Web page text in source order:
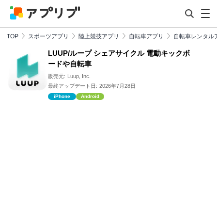
TOP スポーツアプリ 陸上競技アプリ 自転車アプリ 自転車レンタル
LUUP/ループ シェアサイクル 電動キックボ
ードや自転車
販売元: Luup, Inc.
最終アップデート日: 2026年7月28日
iPhone Android